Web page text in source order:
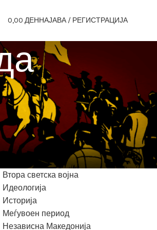
0,00 ДЕННАЈАВА / РЕГИСТРАЦИЈА
КАТЕГОРИИ
1945-1991
2001
Антика
Втора светска војна
Идеологија
Историја
Меѓувоен период
Независна Македонија